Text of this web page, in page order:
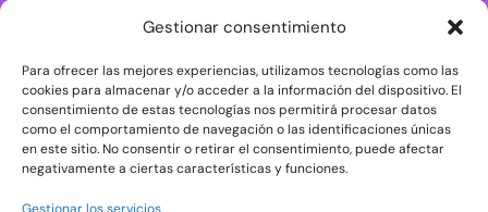
Gestionar consentimiento
Para ofrecer las mejores experiencias, utilizamos tecnologías como las
cookies para almacenar y/o acceder a la información del dispositivo. El
consentimiento de estas tecnologías nos permitirá procesar datos
como el comportamiento de navegación o las identificaciones únicas
en este sitio. No consentir o retirar el consentimiento, puede afectar
negativamente a ciertas características y funciones.
The Big Bang
Theory
The Blues
Brothers
ejercer
consultando
la
información
adicional
y
detallada
sobre